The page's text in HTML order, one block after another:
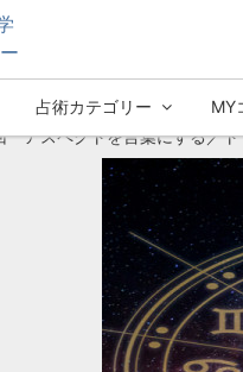
占術カテゴリー MY
アスペクトを言葉にする／ト